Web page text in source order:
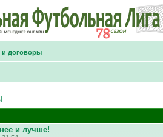
и договоры
и лучше!